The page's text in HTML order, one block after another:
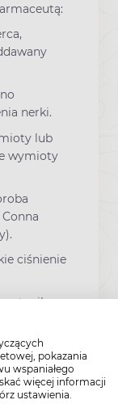
pokazania
wspaniałego
więcej informacji
ustawienia.
nerki.
lub
wymioty
ciśnienie
o
Nie
we
go